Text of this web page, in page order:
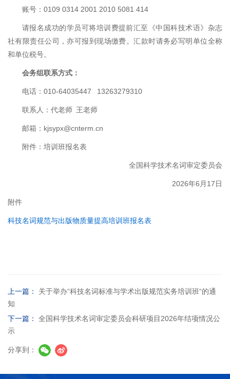
账号：0109 0314 2001 2010 5081 414
请报名成功的学员可将培训费提前汇至《中国科技术语》杂志
社有限责任公司，亦可报到现场缴费。汇款时请务必写明单位全称
和单位税号。
会务组联系方式：
电话：010-64035447 13263279310
联系人：代老师 王老师
邮箱：kjsypx@cnterm.cn
附件：培训班报名表
全国科学技术名词审定委员会
2026年6月17日
附件
科技名词规范与出版物质量提高培训班报名表
上一篇：
关于举办“科技名词标准与学术出版规范实务培训班“的通
知
下一篇：
全国科学技术名词审定委员会科研项目2026年结项情况公
示
分享到：